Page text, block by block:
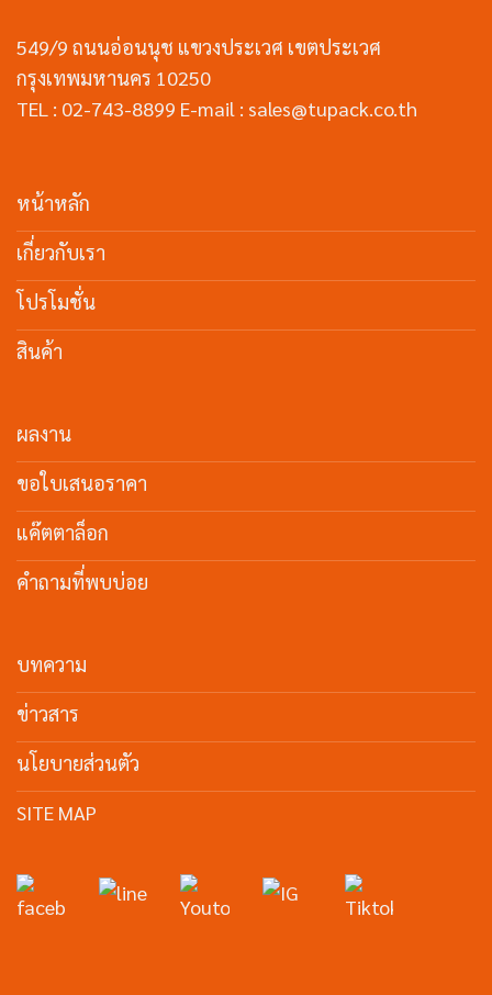
549/9 ถนนอ่อนนุช แขวงประเวศ เขตประเวศ
กรุงเทพมหานคร 10250
TEL : 02-743-8899 E-mail : sales@tupack.co.th
หน้าหลัก
เกี่ยวกับเรา
โปรโมชั่น
สินค้า
ผลงาน
ขอใบเสนอราคา
แค๊ตตาล็อก
คำถามที่พบบ่อย
บทความ
ข่าวสาร
นโยบายส่วนตัว
SITE MAP